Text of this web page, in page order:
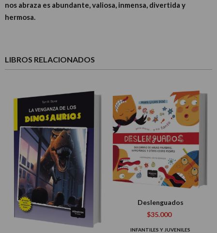
nos abraza es abundante, valiosa, inmensa, divertida y
hermosa.
LIBROS RELACIONADOS
Deslenguados
$35.000
INFANTILES Y JUVENILES